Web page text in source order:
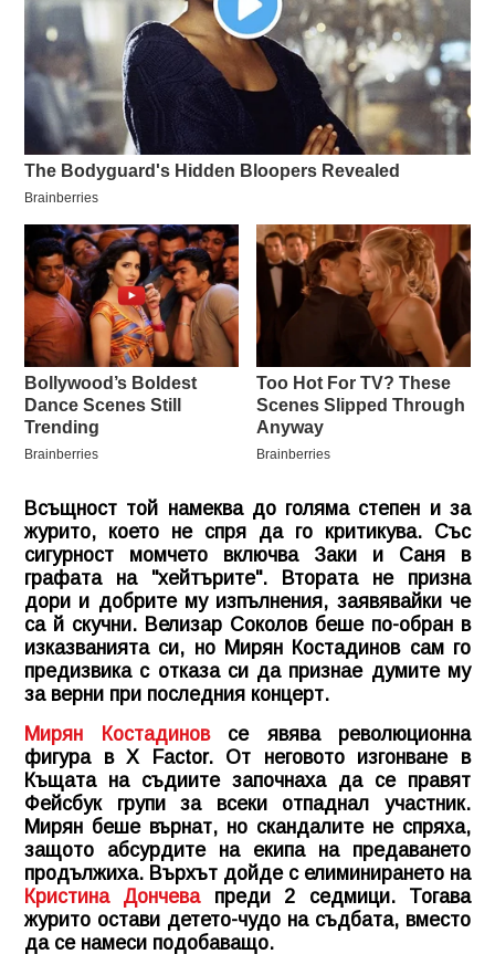
Всъщност той намеква до голяма степен и за
журито, което не спря да го критикува. Със
сигурност момчето включва Заки и Саня в
графата на "хейтърите". Втората не призна
дори и добрите му изпълнения, заявявайки че
са й скучни. Велизар Соколов беше по-обран в
изказванията си, но Мирян Костадинов сам го
предизвика с отказа си да признае думите му
за верни при последния концерт.
Мирян Костадиновсе явява революционна
фигура в X Factor. От неговото изгонване в
Къщата на съдиите започнаха да се правят
Фейсбук групи за всеки отпаднал участник.
Мирян беше върнат, но скандалите не спряха,
защото абсурдите на екипа на предаването
продължиха. Върхът дойде с елиминирането на
Кристина Дончевапреди 2 седмици. Тогава
журито остави детето-чудо на съдбата, вместо
да се намеси подобаващо.